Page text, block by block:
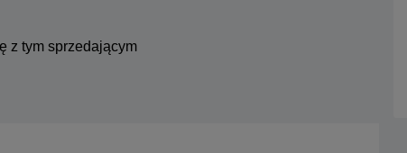
z tym sprzedającym